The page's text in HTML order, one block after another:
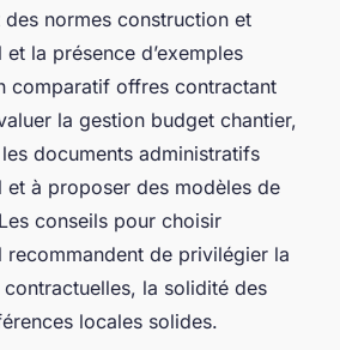
normes construction et
la présence d’exemples
comparatif offres contractant
la gestion budget chantier,
documents administratifs
et à proposer des modèles de
conseils pour choisir
recommandent de privilégier la
la solidité des
locales solides.